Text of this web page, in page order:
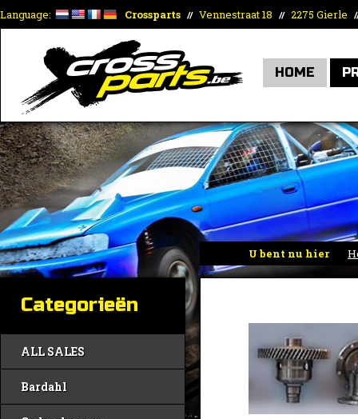
Language: Crossparts // Vennestraat 18 // 2275 Gierle
HOME
U bent nu hier
Categorieën
ALL SALES
Bardahl